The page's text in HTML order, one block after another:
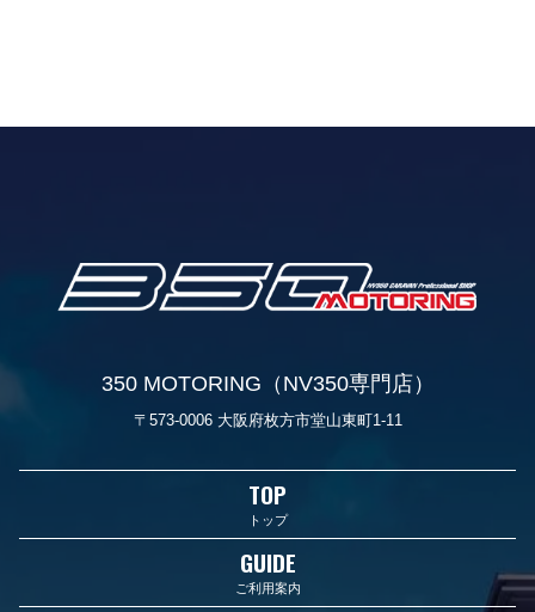
350 MOTORING（NV350専門店）
〒573-0006 大阪府枚方市堂山東町1-11
TOP
トップ
GUIDE
ご利用案内